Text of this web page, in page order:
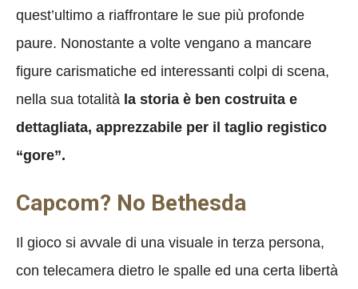
quest’ultimo a riaffrontare le sue più profonde
paure. Nonostante a volte vengano a mancare
figure carismatiche ed interessanti colpi di scena,
nella sua totalità la storia è ben costruita e
dettagliata, apprezzabile per il taglio registico
“gore”.
Capcom? No Bethesda
Il gioco si avvale di una visuale in terza persona,
con telecamera dietro le spalle ed una certa libertà